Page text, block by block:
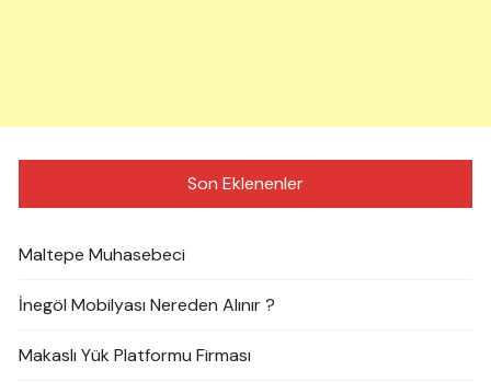
Son Eklenenler
Maltepe Muhasebeci
İnegöl Mobilyası Nereden Alınır ?
Makaslı Yük Platformu Firması